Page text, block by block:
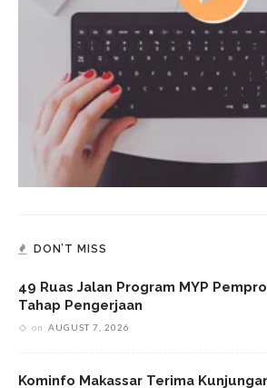
DON’T MISS
49 Ruas Jalan Program MYP
Tahap Pengerjaan
on AUGUST 7, 2026
Kominfo Makassar Terima